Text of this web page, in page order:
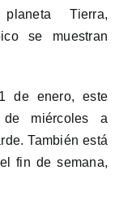
Tierra,
se muestran
de enero, este
miércoles a
También está
fin de semana,